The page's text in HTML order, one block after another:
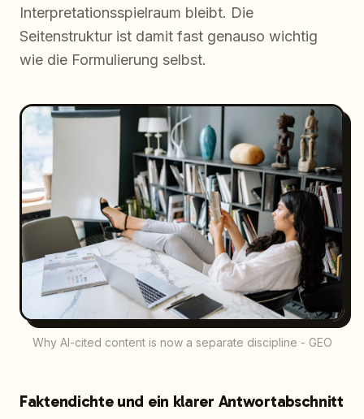
Interpretationsspielraum bleibt. Die
Seitenstruktur ist damit fast genauso wichtig
wie die Formulierung selbst.
Why AI-cited content is now a separate discipline - GEO
Faktendichte und ein klarer Antwortabschnitt